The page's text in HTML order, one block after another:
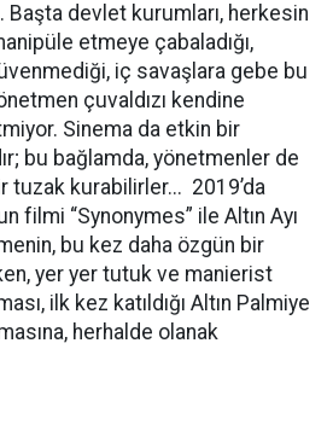
devlet kurumları, herkesin
etmeye çabaladığı,
iç savaşlara gebe bu
çuvaldızı kendine
Sinema da etkin bir
bu bağlamda, yönetmenler de
tuzak kurabilirler... 2019’da
filmi “Synonymes” ile Altın Ayı
bu kez daha özgün bir
yer yer tutuk ve manierist
ilk kez katıldığı Altın Palmiye
herhalde olanak